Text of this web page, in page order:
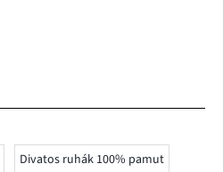
Divatos ruhák 100% pamut